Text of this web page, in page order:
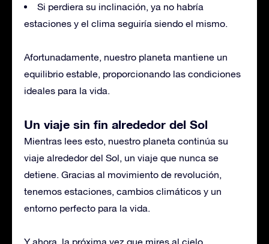
Si perdiera su inclinación, ya no habría
estaciones y el clima seguiría siendo el mismo.
Afortunadamente, nuestro planeta mantiene un
equilibrio estable, proporcionando las condiciones
ideales para la vida.
Un viaje sin fin alrededor del Sol
Mientras lees esto, nuestro planeta continúa su
viaje alrededor del Sol, un viaje que nunca se
detiene. Gracias al movimiento de revolución,
tenemos estaciones, cambios climáticos y un
entorno perfecto para la vida.
Y ahora, la próxima vez que mires al cielo,